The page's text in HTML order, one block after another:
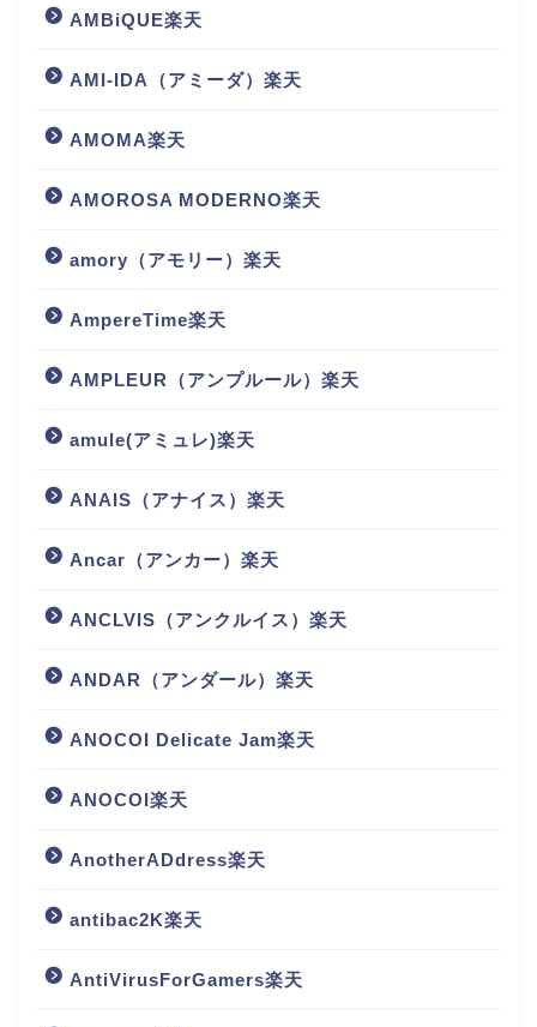
AMBiQUE楽天
AMI-IDA（アミーダ）楽天
AMOMA楽天
AMOROSA MODERNO楽天
amory（アモリー）楽天
AmpereTime楽天
AMPLEUR（アンプルール）楽天
amule(アミュレ)楽天
ANAIS（アナイス）楽天
Ancar（アンカー）楽天
ANCLVIS（アンクルイス）楽天
ANDAR（アンダール）楽天
ANOCOI Delicate Jam楽天
ANOCOI楽天
AnotherADdress楽天
antibac2K楽天
AntiVirusForGamers楽天